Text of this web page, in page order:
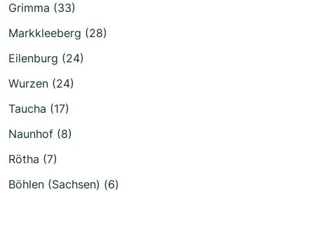
Grimma (33)
Markkleeberg (28)
Eilenburg (24)
Wurzen (24)
Taucha (17)
Naunhof (8)
Rötha (7)
Böhlen (Sachsen) (6)